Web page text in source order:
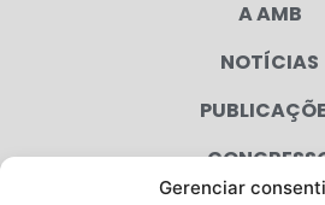
Gerenciar
A AMB
NOTÍCIAS